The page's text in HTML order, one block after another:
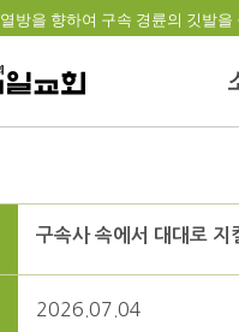
열방을 향하여 구속 경륜의 깃발을
구속사 속에서 대대로 지
2026.07.04